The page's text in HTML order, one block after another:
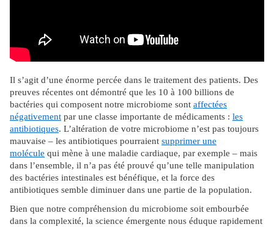
Il s’agit d’une énorme percée dans le traitement des patients. Des
preuves récentes ont démontré que les 10 à 100 billions de
bactéries qui composent notre microbiome sont affectées
négativement par une classe importante de médicaments : les
antibiotiques. L’altération de votre microbiome n’est pas toujours
mauvaise – les antibiotiques pourraient supprimer une
molécule qui mène à une maladie cardiaque, par exemple – mais
dans l’ensemble, il n’a pas été prouvé qu’une telle manipulation
des bactéries intestinales est bénéfique, et la force des
antibiotiques semble diminuer dans une partie de la population.
Bien que notre compréhension du microbiome soit embourbée
dans la complexité, la science émergente nous éduque rapidement